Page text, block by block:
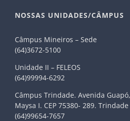
NOSSAS UNIDADES/CÂMPUS
Câmpus Mineiros – Sede
(64)3672-5100
Unidade II – FELEOS
(64)99994-6292
Câmpus Trindade. Avenida
Maysa I. CEP 75380- 289. Trindade
(64)99654-7657